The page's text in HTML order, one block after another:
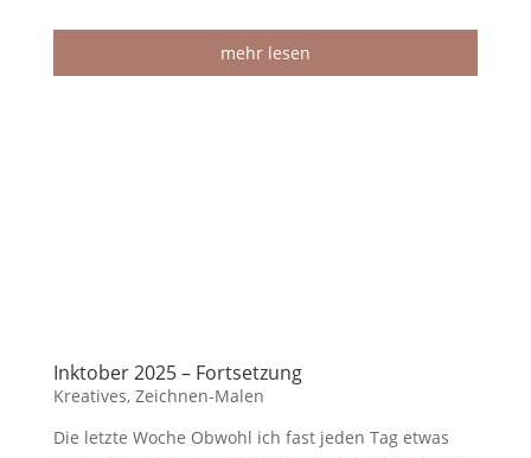
mehr lesen
Inktober 2025 – Fortsetzung
Kreatives, Zeichnen-Malen
Die letzte Woche Obwohl ich fast jeden Tag etwas